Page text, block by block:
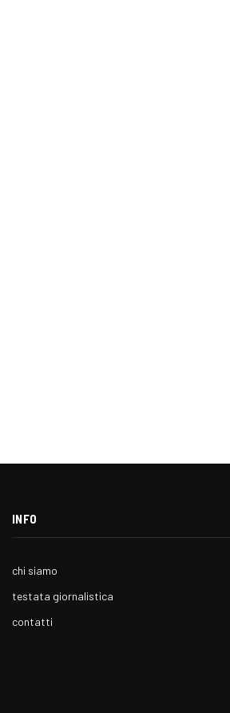
INFO
chi siamo
testata giornalistica
contatti